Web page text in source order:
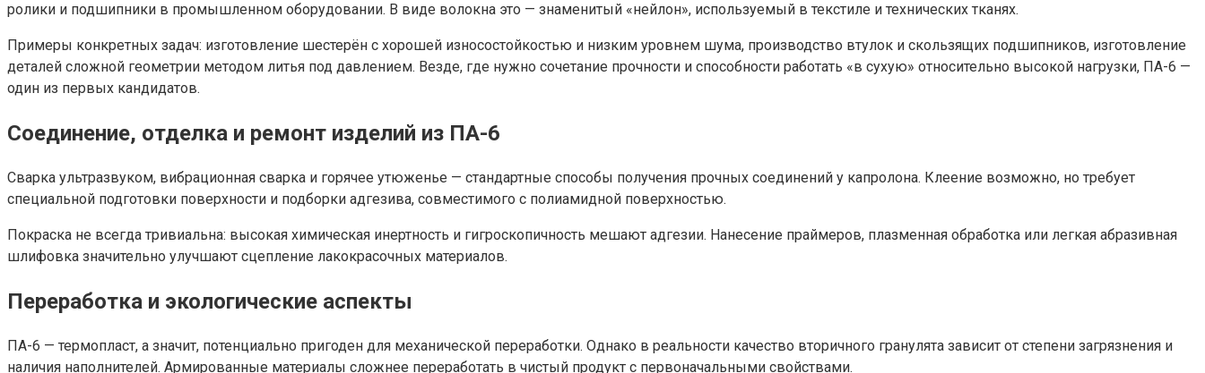
ролики и подшипники в промышленном оборудовании. В виде волокна это — знаменитый «нейлон», используемый в текстиле и технических тканях.
Примеры конкретных задач: изготовление шестерён с хорошей износостойкостью и низким уровнем шума, производство втулок и скользящих подшипников, изготовление
деталей сложной геометрии методом литья под давлением. Везде, где нужно сочетание прочности и способности работать «в сухую» относительно высокой нагрузки, ПА-6 —
один из первых кандидатов.
Соединение, отделка и ремонт изделий из ПА-6
Сварка ультразвуком, вибрационная сварка и горячее утюженье — стандартные способы получения прочных соединений у капролона. Клеение возможно, но требует
специальной подготовки поверхности и подборки адгезива, совместимого с полиамидной поверхностью.
Покраска не всегда тривиальна: высокая химическая инертность и гигроскопичность мешают адгезии. Нанесение праймеров, плазменная обработка или легкая абразивная
шлифовка значительно улучшают сцепление лакокрасочных материалов.
Переработка и экологические аспекты
ПА-6 — термопласт, а значит, потенциально пригоден для механической переработки. Однако в реальности качество вторичного гранулята зависит от степени загрязнения и
наличия наполнителей. Армированные материалы сложнее переработать в чистый продукт с первоначальными свойствами.